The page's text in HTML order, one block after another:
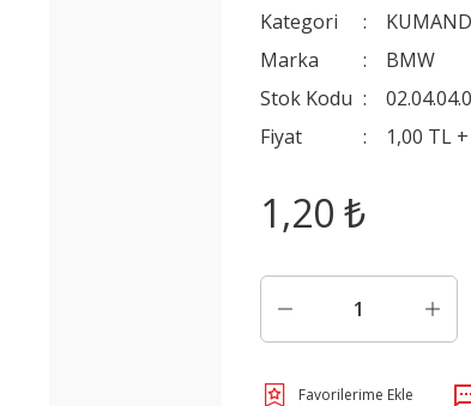
Kategori
Marka
BMW
Stok Kodu
Fiyat
1,00 TL
1,20 ₺